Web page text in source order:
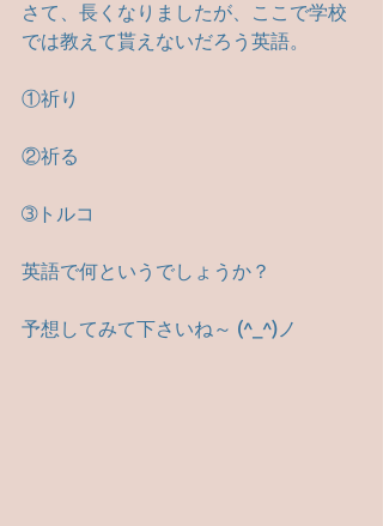
さて、長くなりましたが、ここで学校
では教えて貰えないだろう英語。
①祈り
②祈る
➂トルコ
英語で何というでしょうか？
予想してみて下さいね～ (^_^)ノ